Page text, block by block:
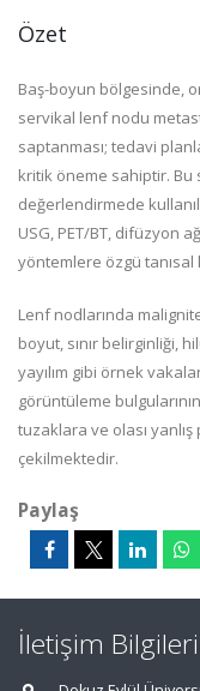
Özet
Baş-boyun bölgesinde,
servikal lenf nodu
saptanması; tedavi
kritik öneme sahiptir. Bu
değerlendirmede
USG, PET/BT, difüzyon
yöntemlere özgü
Lenf nodlarında
boyut, sınır belirginliği,
yayılım gibi örnek
görüntüleme
tuzaklara ve olası
çekilmektedir.
Paylaş
İletişim Bilgileri